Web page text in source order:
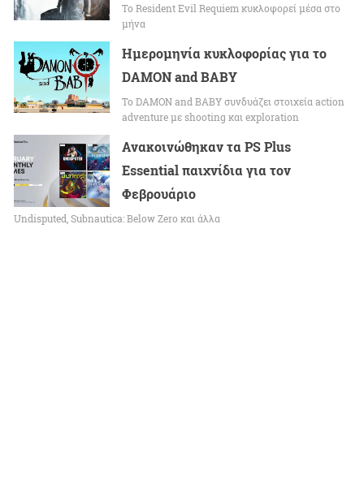
To Resident Evil Requiem κυκλοφορεί μέσα στο
μήνα
Ημερομηνία κυκλοφορίας για το
DAMON and BABY
Το DAMON and BABY συνδυάζει στοιχεία action
adventure με shooting και exploration
Ανακοινώθηκαν τα PS Plus
Essential παιχνίδια για τον
Φεβρουάριο
Undisputed, Subnautica: Below Zero και άλλα